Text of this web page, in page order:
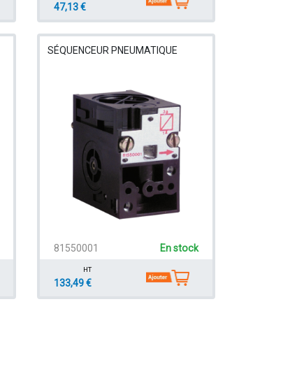
47,13 €
SÉQUENCEUR PNEUMATIQUE
81550001 En stock
HT
133,49 €